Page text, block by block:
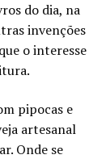
do dia, na
invenções
o interesse
pipocas e
artesanal
Onde se